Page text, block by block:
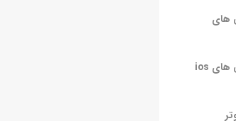
های
دانلود با گوشی های ios